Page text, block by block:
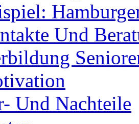
Und
Und Nachteile